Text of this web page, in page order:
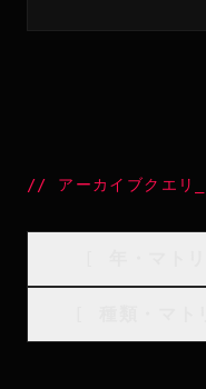
// アーカイブクエリ